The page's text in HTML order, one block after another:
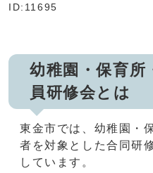
ID:11695
幼稚園・保育所
員研修会とは
東金市では、幼稚園・
者を対象とした合同研
しています。